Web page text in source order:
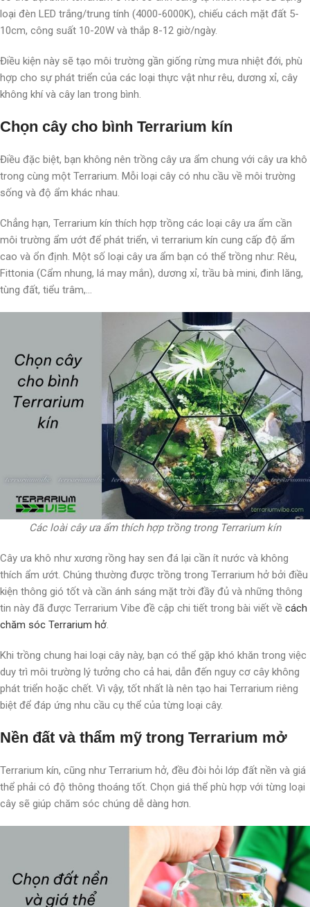
loại đèn LED trắng/trung tính (4000-6000K), chiếu cách mặt đất 5-
10cm, công suất 10-20W và thắp 8-12 giờ/ngày.
Điều kiện này sẽ tạo môi trường gần giống rừng mưa nhiệt đới, phù
hợp cho sự phát triển của các loại thực vật như rêu, dương xỉ, cây
không khí và cây lan trong bình.
Chọn cây cho bình Terrarium kín
Điều đặc biệt, bạn không nên trồng cây ưa ẩm chung với cây ưa khô
trong cùng một Terrarium. Mỗi loại cây có nhu cầu về môi trường
sống và độ ẩm khác nhau.
Chẳng hạn, Terrarium kín thích hợp trồng các loại cây ưa ẩm cần
môi trường ẩm ướt để phát triển, vì terrarium kín cung cấp độ ẩm
cao và ổn định. Một số loại cây ưa ẩm bạn có thể trồng như: Rêu,
Fittonia (Cẩm nhung, lá may mắn), dương xỉ, trầu bà mini, đinh lăng,
tùng đất, tiểu trâm,…
Các loài cây ưa ẩm thích hợp trồng trong Terrarium kín
Cây ưa khô như xương rồng hay sen đá lại cần ít nước và không
thích ẩm ướt. Chúng thường được trồng trong Terrarium hở bởi điều
kiện thông gió tốt và cần ánh sáng mặt trời đầy đủ và những thông
tin này đã được Terrarium Vibe đề cập chi tiết trong bài viết về cách
chăm sóc Terrarium hở.
Khi trồng chung hai loại cây này, bạn có thể gặp khó khăn trong việc
duy trì môi trường lý tưởng cho cả hai, dẫn đến nguy cơ cây không
phát triển hoặc chết. Vì vậy, tốt nhất là nên tạo hai Terrarium riêng
biệt để đáp ứng nhu cầu cụ thể của từng loại cây.
Nền đất và thẩm mỹ trong Terrarium mở
Terrarium kín, cũng như Terrarium hở, đều đòi hỏi lớp đất nền và giá
thể phải có độ thông thoáng tốt. Chọn giá thể phù hợp với từng loại
cây sẽ giúp chăm sóc chúng dễ dàng hơn.